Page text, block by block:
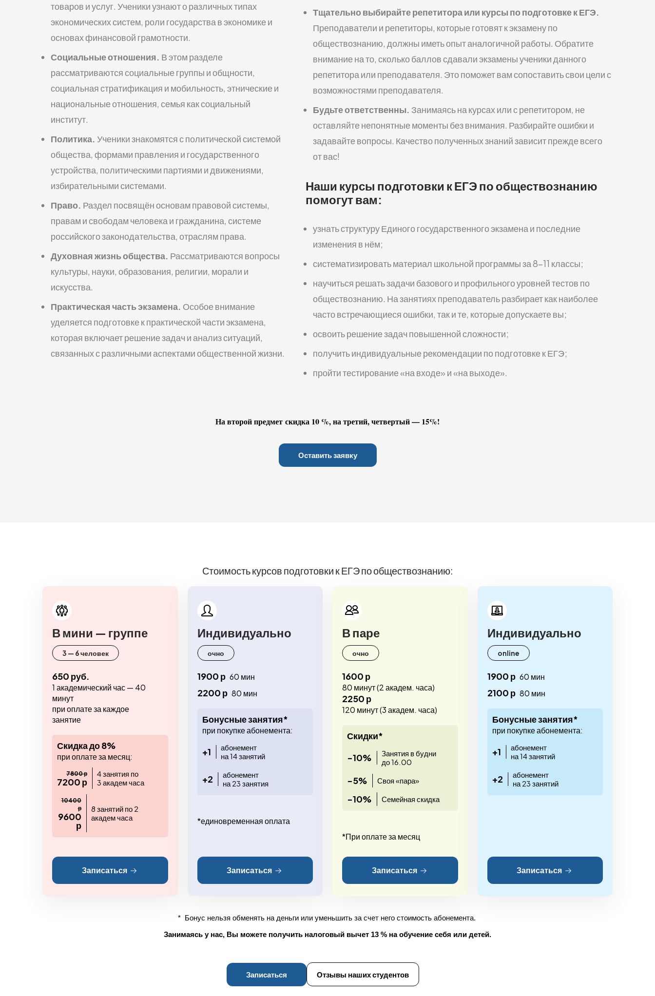
товаров и услуг. Ученики узнают о различных типах
экономических систем, роли государства в экономике и
основах финансовой грамотности.
Социальные отношения. В этом разделе
рассматриваются социальные группы и общности,
социальная стратификация и мобильность, этнические и
национальные отношения, семья как социальный
институт.
Политика. Ученики знакомятся с политической системой
общества, формами правления и государственного
устройства, политическими партиями и движениями,
избирательными системами.
Право. Раздел посвящён основам правовой системы,
правам и свободам человека и гражданина, системе
российского законодательства, отраслям права.
Духовная жизнь общества. Рассматриваются вопросы
культуры, науки, образования, религии, морали и
искусства.
Практическая часть экзамена. Особое внимание
уделяется подготовке к практической части экзамена,
которая включает решение задач и анализ ситуаций,
связанных с различными аспектами общественной жизни.
Тщательно выбирайте репетитора или курсы по подготовке к ЕГЭ.
Преподаватели и репетиторы, которые готовят к экзамену по
обществознанию, должны иметь опыт аналогичной работы. Обратите
внимание на то, сколько баллов сдавали экзамены ученики данного
репетитора или преподавателя. Это поможет вам сопоставить свои цели с
возможностями преподавателя.
Будьте ответственны. Занимаясь на курсах или с репетитором, не
оставляйте непонятные моменты без внимания. Разбирайте ошибки и
задавайте вопросы. Качество полученных знаний зависит прежде всего
от вас!
Наши курсы подготовки к ЕГЭ по обществознанию
помогут вам:
узнать структуру Единого государственного экзамена и последние
изменения в нём;
систематизировать материал школьной программы за 8–11 классы;
научиться решать задачи базового и профильного уровней тестов по
обществознанию. На занятиях преподаватель разбирает как наиболее
часто встречающиеся ошибки, так и те, которые допускаете вы;
освоить решение задач повышенной сложности;
получить индивидуальные рекомендации по подготовке к ЕГЭ;
пройти тестирование «на входе» и «на выходе».
На второй предмет скидка 10 %, на третий, четвертый — 15%!
Оставить заявку
Стоимость курсов подготовки к ЕГЭ по обществознанию:
В мини — группе
3 — 6 человек
650 руб.
1 академический час — 40
минут
при оплате за каждое
занятие
Скидка до 8%
при оплате за месяц:
7800 р
7200 р
4 занятия по
3 академ часа
10400
р
9600
р
8 занятий по 2
академ часа
Записаться
Индивидуально
очно
1900 р 60 мин
2200 р 80 мин
Бонусные занятия*
при покупке абонемента:
+1
абонемент
на 14 занятий
+2
абонемент
на 23 занятия
*единовременная оплата
Записаться
В паре
очно
1600 р
80 минут (2 академ. часа)
2250 р
120 минут (3 академ. часа)
Скидки*
-10%
Занятия в будни
до 16.00
-5% Своя «пара»
-10% Семейная скидка
*При оплате за месяц
Записаться
Индивидуально
online
1900 р 60 мин
2100 р 80 мин
Бонусные занятия*
при покупке абонемента:
+1
абонемент
на 14 занятий
+2
абонемент
на 23 занятий
Записаться
* Бонус нельзя обменять на деньги или уменьшить за счет него стоимость абонемента.
Занимаясь у нас, Вы можете получить налоговый вычет 13 % на обучение себя или детей.
Записаться Отзывы наших студентов